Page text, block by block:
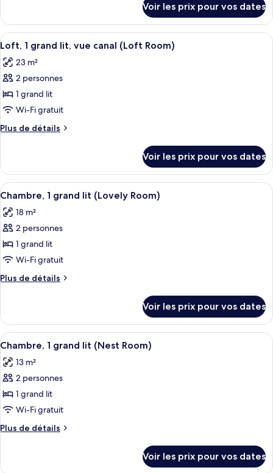
grand
lit,
vue
canal
(Cosy
Room)
le
type
de
chambre
Chambre,
lit,
vue
(Cosy
Voir les prix pour vos dates
Afficher
toutes
les
photos
pour
ce
type
de
Loft,
grand
lit,
vue
canal
(Loft
Room)
Literie de qualité supérieure,
7
Loft, 1 grand lit, vue canal (Loft Room)
23 m²
2 personnes
1 grand lit
Wi-Fi gratuit
Plus de détails
Plus
le
type
de
Loft,
lit,
vue
(Loft
Voir les prix pour vos dates
Afficher
toutes
les
photos
pour
ce
type
de
Chambre,
grand
lit
(Lovely
Room)
Literie de qualité supérieure,
9
Chambre, 1 grand lit (Lovely Room)
18 m²
2 personnes
1 grand lit
Wi-Fi gratuit
Plus de détails
Plus
le
type
de
Chambre,
lit
(Lovely
Voir les prix pour vos dates
Afficher
toutes
les
photos
pour
ce
type
de
Chambre,
Literie de qualité supérieure,
7
Chambre, 1 grand lit (Nest Room)
13 m²
2 personnes
1 grand lit
Wi-Fi gratuit
Plus de détails
Plus
Voir les prix pour vos dates